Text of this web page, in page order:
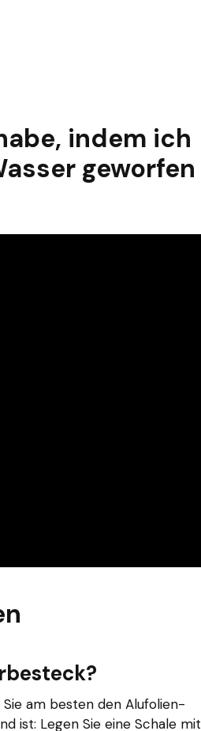
indem ich
geworfen
am besten den Alufolien-
ist: Legen Sie eine Schale mit